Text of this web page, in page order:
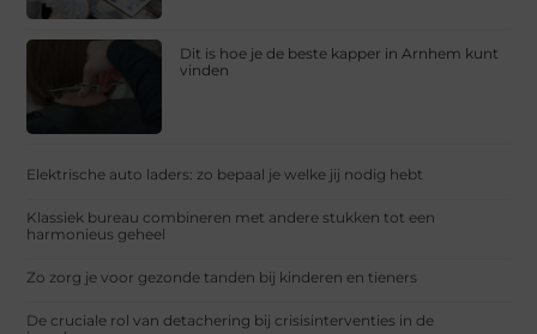
Dit is hoe je de beste kapper in Arnhem kunt
vinden
Elektrische auto laders: zo bepaal je welke jij nodig hebt
Klassiek bureau combineren met andere stukken tot een
harmonieus geheel
Zo zorg je voor gezonde tanden bij kinderen en tieners
De cruciale rol van detachering bij crisisinterventies in de